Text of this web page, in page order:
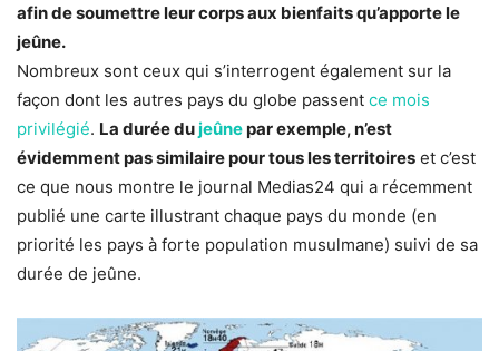
afin de soumettre leur corps aux bienfaits qu’apporte le
jeûne.
Nombreux sont ceux qui s’interrogent également sur la
façon dont les autres pays du globe passent ce mois
privilégié. La durée dujeûnepar exemple, n’est
évidemment pas similaire pour tous les territoires et c’est
ce que nous montre le journal Medias24 qui a récemment
publié une carte illustrant chaque pays du monde (en
priorité les pays à forte population musulmane) suivi de sa
durée de jeûne.